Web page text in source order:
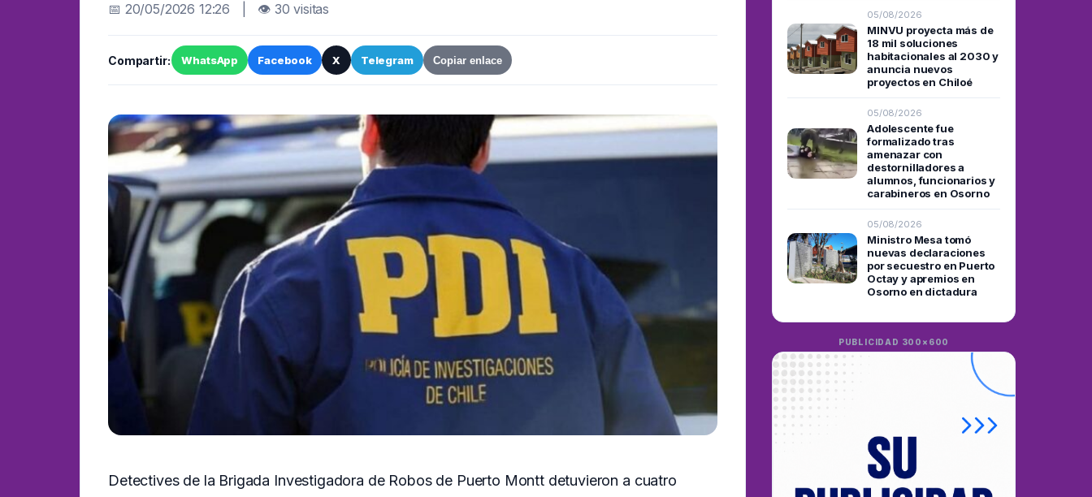
📅 20/05/2026 12:26 | 👁 30 visitas
Compartir: WhatsApp Facebook X Telegram Copiar enlace
Detectives de la Brigada Investigadora de Robos de Puerto Montt detuvieron a cuatro
05/08/2026
MINVU proyecta más de
18 mil soluciones
habitacionales al 2030 y
anuncia nuevos
proyectos en Chiloé
05/08/2026
Adolescente fue
formalizado tras
amenazar con
destornilladores a
alumnos, funcionarios y
carabineros en Osorno
05/08/2026
Ministro Mesa tomó
nuevas declaraciones
por secuestro en Puerto
Octay y apremios en
Osorno en dictadura
PUBLICIDAD 300×600